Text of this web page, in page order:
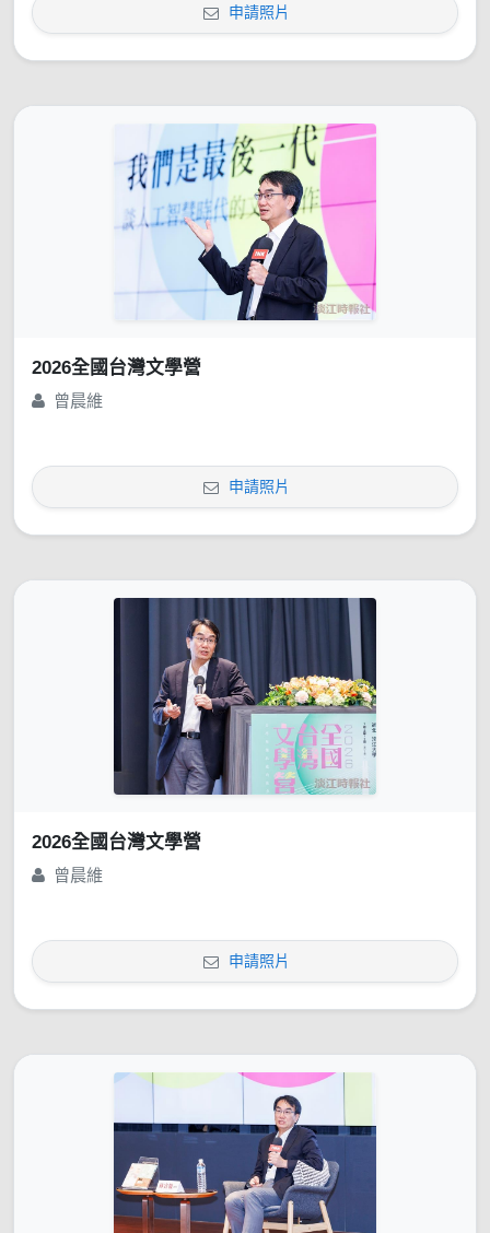
申請照片
2026全國台灣文學營
曾晨維
申請照片
2026全國台灣文學營
曾晨維
申請照片